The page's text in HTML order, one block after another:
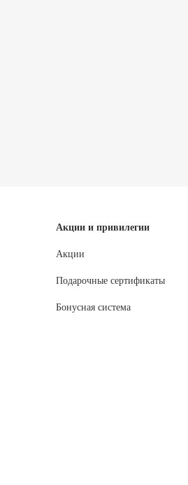
Акции и привилегии
Акции
Подарочные сертификаты
Бонусная система